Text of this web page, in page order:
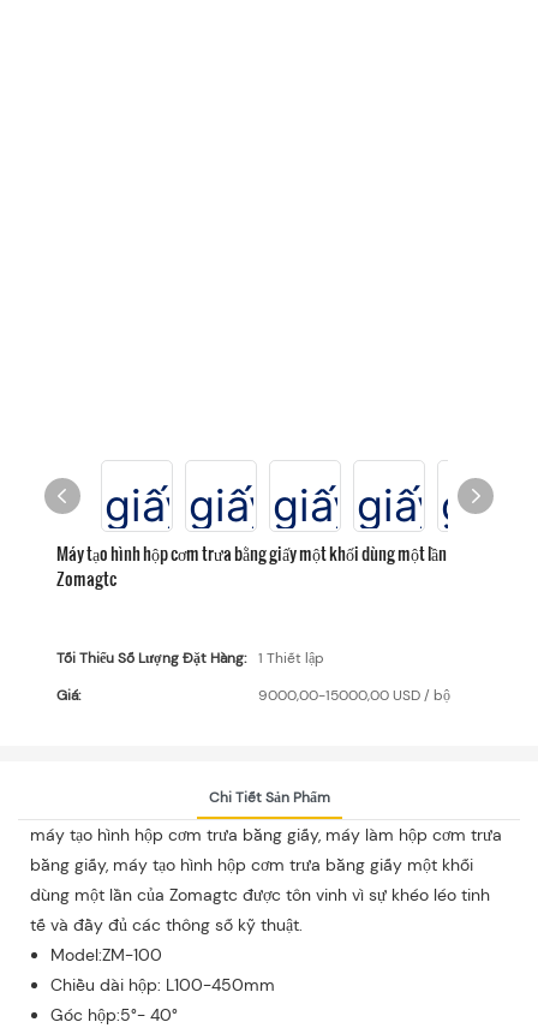
Máy tạo hình hộp cơm trưa bằng giấy một khối dùng một lần
Zomagtc
Tối Thiểu Số Lượng Đặt Hàng:
1 Thiết lập
Giá:
9000,00-15000,00 USD / bộ
Chi Tiết Sản Phẩm
máy tạo hình hộp cơm trưa bằng giấy, máy làm hộp cơm trưa
bằng giấy, máy tạo hình hộp cơm trưa bằng giấy một khối
dùng một lần của Zomagtc được tôn vinh vì sự khéo léo tinh
tế và đầy đủ các thông số kỹ thuật.
Model:ZM-100
Chiều dài hộp: L100-450mm
Góc hộp:5°- 40°